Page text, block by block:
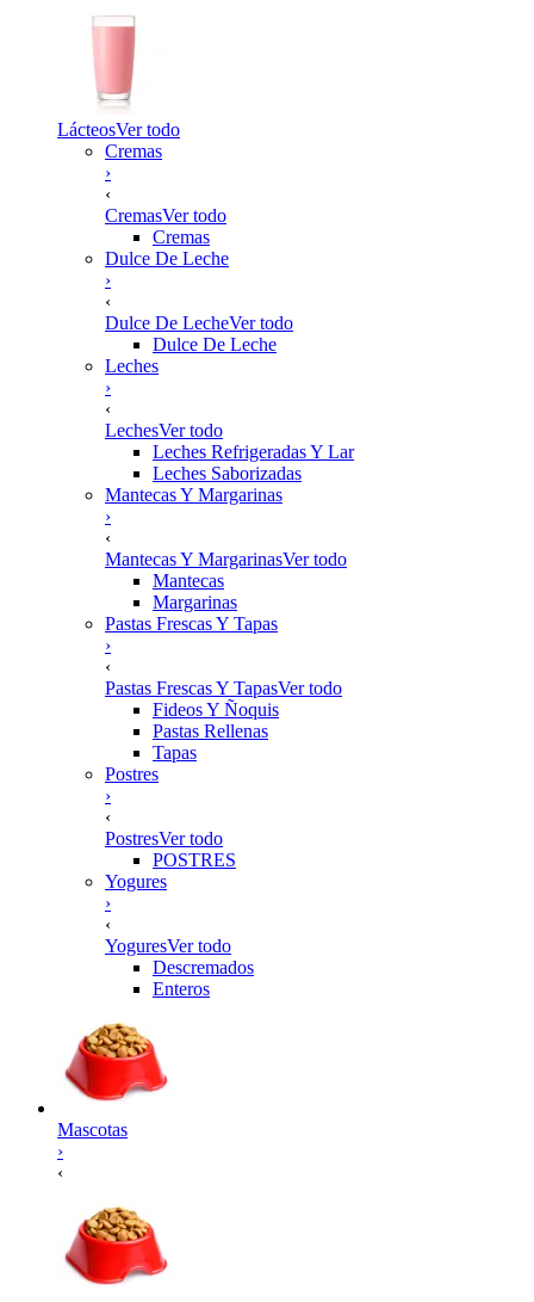
LácteosVer todo
Cremas
›
‹
CremasVer todo
Cremas
Dulce De Leche
›
‹
Dulce De LecheVer todo
Dulce De Leche
Leches
›
‹
LechesVer todo
Leches Refrigeradas Y Lar
Leches Saborizadas
Mantecas Y Margarinas
›
‹
Mantecas Y MargarinasVer todo
Mantecas
Margarinas
Pastas Frescas Y Tapas
›
‹
Pastas Frescas Y TapasVer todo
Fideos Y Ñoquis
Pastas Rellenas
Tapas
Postres
›
‹
PostresVer todo
POSTRES
Yogures
›
‹
YoguresVer todo
Descremados
Enteros
Mascotas
›
‹